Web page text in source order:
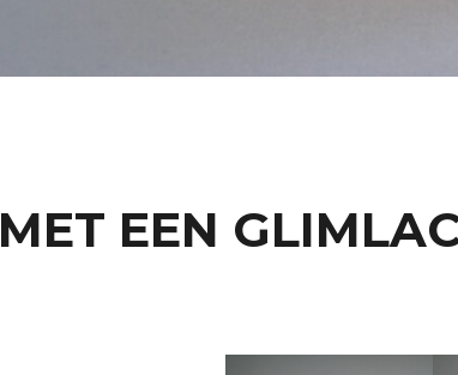
MET EEN